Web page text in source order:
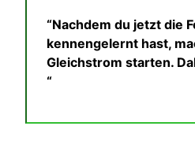
“Nachdem du jetzt die
kennengelernt hast,
Gleichstrom starten.
“